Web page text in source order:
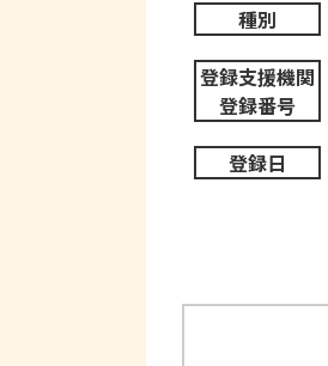
種別
登録支援機関
登録番号
登録日